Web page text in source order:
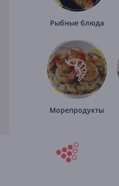
Рыбные блюда
Морепродукты